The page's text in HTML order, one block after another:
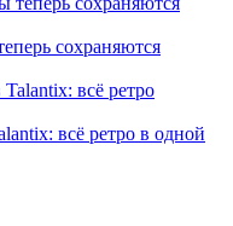
сохраняются
всё ретро в одной